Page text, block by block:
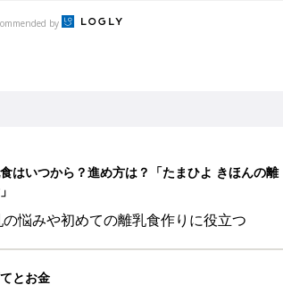
・出産・育児にかかる費用やもらえる補助
助成金を解説
間帯は14時が危ない！親のNG行動も危険をま
紹介